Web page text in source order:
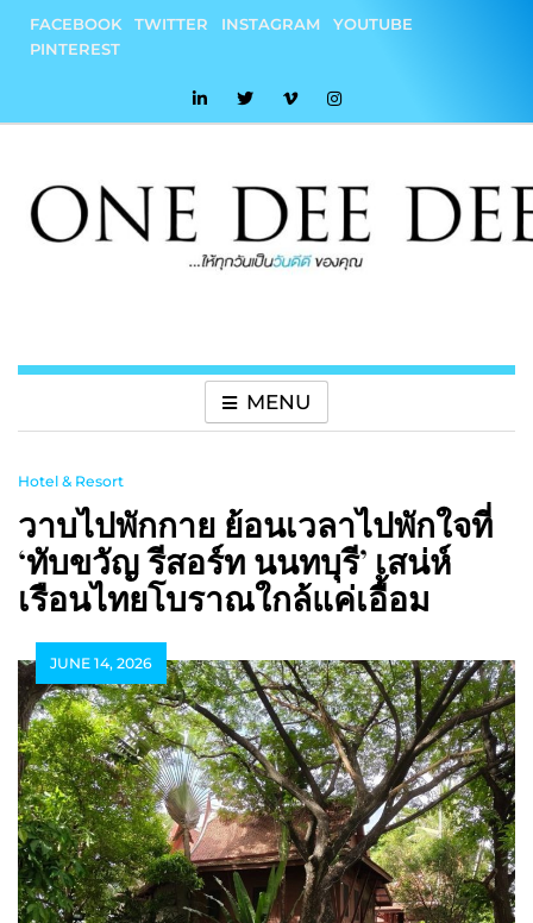
content
FACEBOOK TWITTER INSTAGRAM
YOUTUBE
PINTEREST
MENU
Hotel & Resort
วาบไปพักกาย ย้อนเวลาไปพักใจที่
‘ทับขวัญ รีสอร์ท นนทบุรี’ เสน่ห์
เรือนไทยโบราณใกล้แค่เอื้อม
JUNE 14, 2026